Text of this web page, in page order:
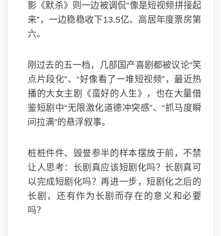
影《默杀》则一边被调侃“像是短视频拼接起
来”，一边稳稳收下13.5亿、高居年度票房第
六。
刚过去的五一档，几部国产喜剧都被议论“笑
点片段化”、“好像看了一堆短视频”，最近热
播的大女主剧《蛮好的人生》，也在大量借
鉴短剧中“无限激化道德冲突感”、“抓马度瞬
间拉满”的悬浮叙事。
桩桩件件、毁誉参半的样本摆放于前，不禁
让人思考：长剧真应该短剧化吗？长剧真可
以完成短剧化吗？再进一步，短剧化之后的
长剧，还有作为长剧而存在的意义和必要
吗？